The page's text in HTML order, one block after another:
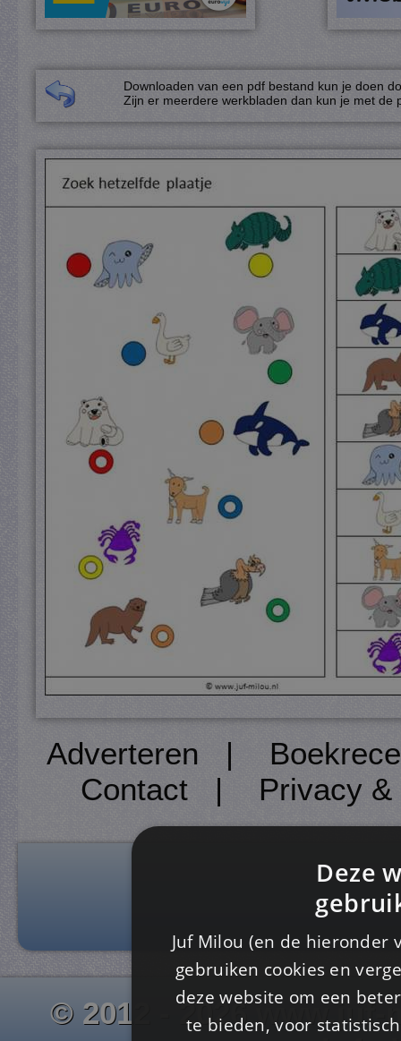
Downloaden van een pdf bestand kun je doen
Zijn er meerdere werkbladen dan kun je met de
Adverteren |
Contact| Privacy
© 2012 - 2026
Deze
Juf Milou (en de
gebruiken cookies en
deze website om een
te bieden, voor